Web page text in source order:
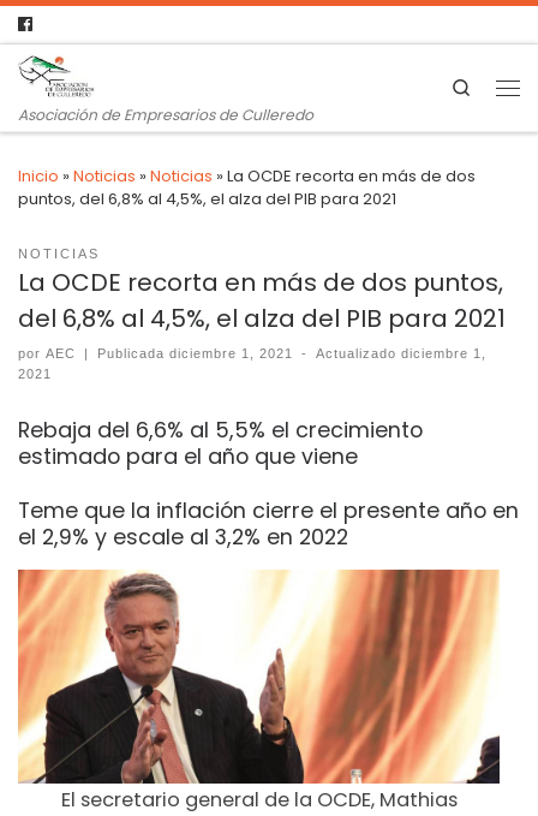
Asociación de Empresarios de Culleredo
Search
Inicio »Noticias »Noticias »La OCDE recorta en más de dos
puntos, del 6,8% al 4,5%, el alza del PIB para 2021
NOTICIAS
La OCDE recorta en más de dos puntos,
del 6,8% al 4,5%, el alza del PIB para 2021
por AEC | Publicadadiciembre 1, 2021 - Actualizadodiciembre 1,
2021
Rebaja del 6,6% al 5,5% el crecimiento
estimado para el año que viene
Teme que la inflación cierre el presente año en
el 2,9% y escale al 3,2% en 2022
El secretario general de la OCDE, Mathias